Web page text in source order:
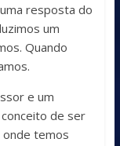
resposta do
um
Quando
e um
de ser
onde temos